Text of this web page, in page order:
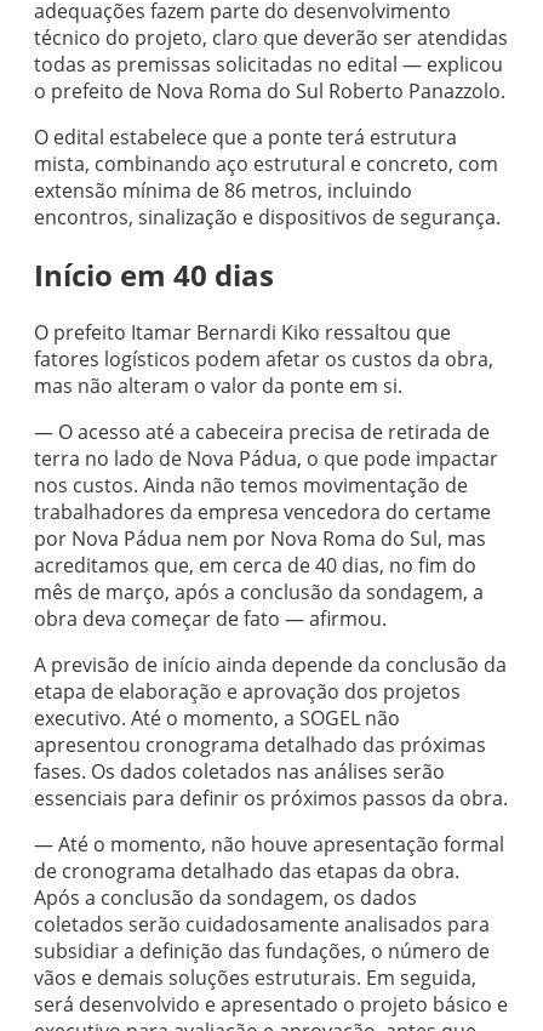
adequações fazem parte do desenvolvimento
técnico do projeto, claro que deverão ser atendidas
todas as premissas solicitadas no edital — explicou
o prefeito de Nova Roma do Sul Roberto Panazzolo.
O edital estabelece que a ponte terá estrutura
mista, combinando aço estrutural e concreto, com
extensão mínima de 86 metros, incluindo
encontros, sinalização e dispositivos de segurança.
Início em 40 dias
O prefeito Itamar Bernardi Kiko ressaltou que
fatores logísticos podem afetar os custos da obra,
mas não alteram o valor da ponte em si.
— O acesso até a cabeceira precisa de retirada de
terra no lado de Nova Pádua, o que pode impactar
nos custos. Ainda não temos movimentação de
trabalhadores da empresa vencedora do certame
por Nova Pádua nem por Nova Roma do Sul, mas
acreditamos que, em cerca de 40 dias, no fim do
mês de março, após a conclusão da sondagem, a
obra deva começar de fato — afirmou.
A previsão de início ainda depende da conclusão da
etapa de elaboração e aprovação dos projetos
executivo. Até o momento, a SOGEL não
apresentou cronograma detalhado das próximas
fases. Os dados coletados nas análises serão
essenciais para definir os próximos passos da obra.
— Até o momento, não houve apresentação formal
de cronograma detalhado das etapas da obra.
Após a conclusão da sondagem, os dados
coletados serão cuidadosamente analisados para
subsidiar a definição das fundações, o número de
vãos e demais soluções estruturais. Em seguida,
será desenvolvido e apresentado o projeto básico e